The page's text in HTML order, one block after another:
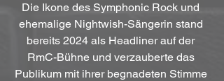
Die Ikone des Symphonic Rock und
ehemalige Nightwish-Sängerin stand
bereits 2024 als Headliner auf der
RmC-Bühne und verzauberte das
Publikum mit ihrer begnadeten Stimme